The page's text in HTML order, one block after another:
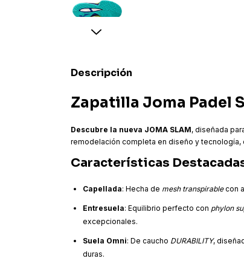
Descripción
Zapatilla Joma Padel
Descubre la nueva JOMA SLAM, diseñada
remodelación completa en diseño y tecnología,
Características
Capellada: Hecha de mesh transpirablecon
Entresuela: Equilibrio perfecto con phylon
excepcionales.
Suela Omni: De caucho DURABILITY,
duras.